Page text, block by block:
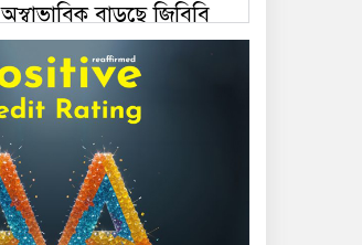
অস্বাভাবিক বাড়ছে জিবিবি
পাওয়ারের শেয়ার দর,
ডিএসইর সতর্কবার্তা